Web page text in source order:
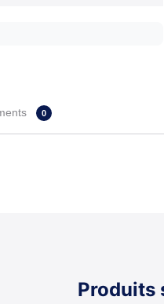
0
Produits